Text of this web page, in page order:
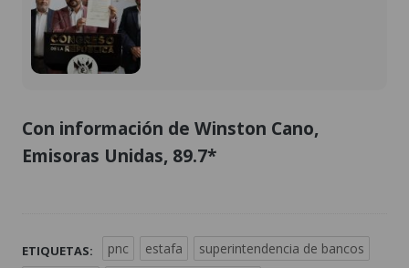
Con información de Winston Cano,
Emisoras Unidas, 89.7*
ETIQUETAS: pnc estafa
superintendencia de bancos